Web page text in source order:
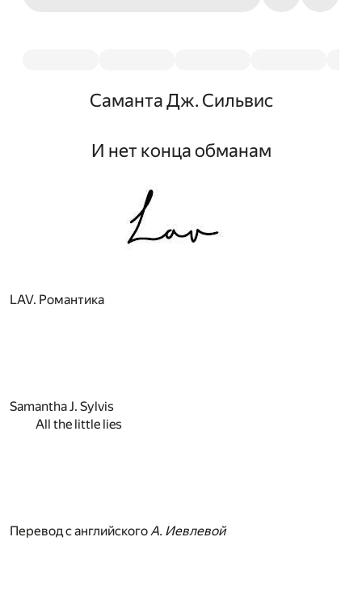
Саманта Дж. Сильвис
И нет конца обманам
LAV. Романтика
Samantha J. Sylvis
All the little lies
Перевод с английскогоА. Иевлевой